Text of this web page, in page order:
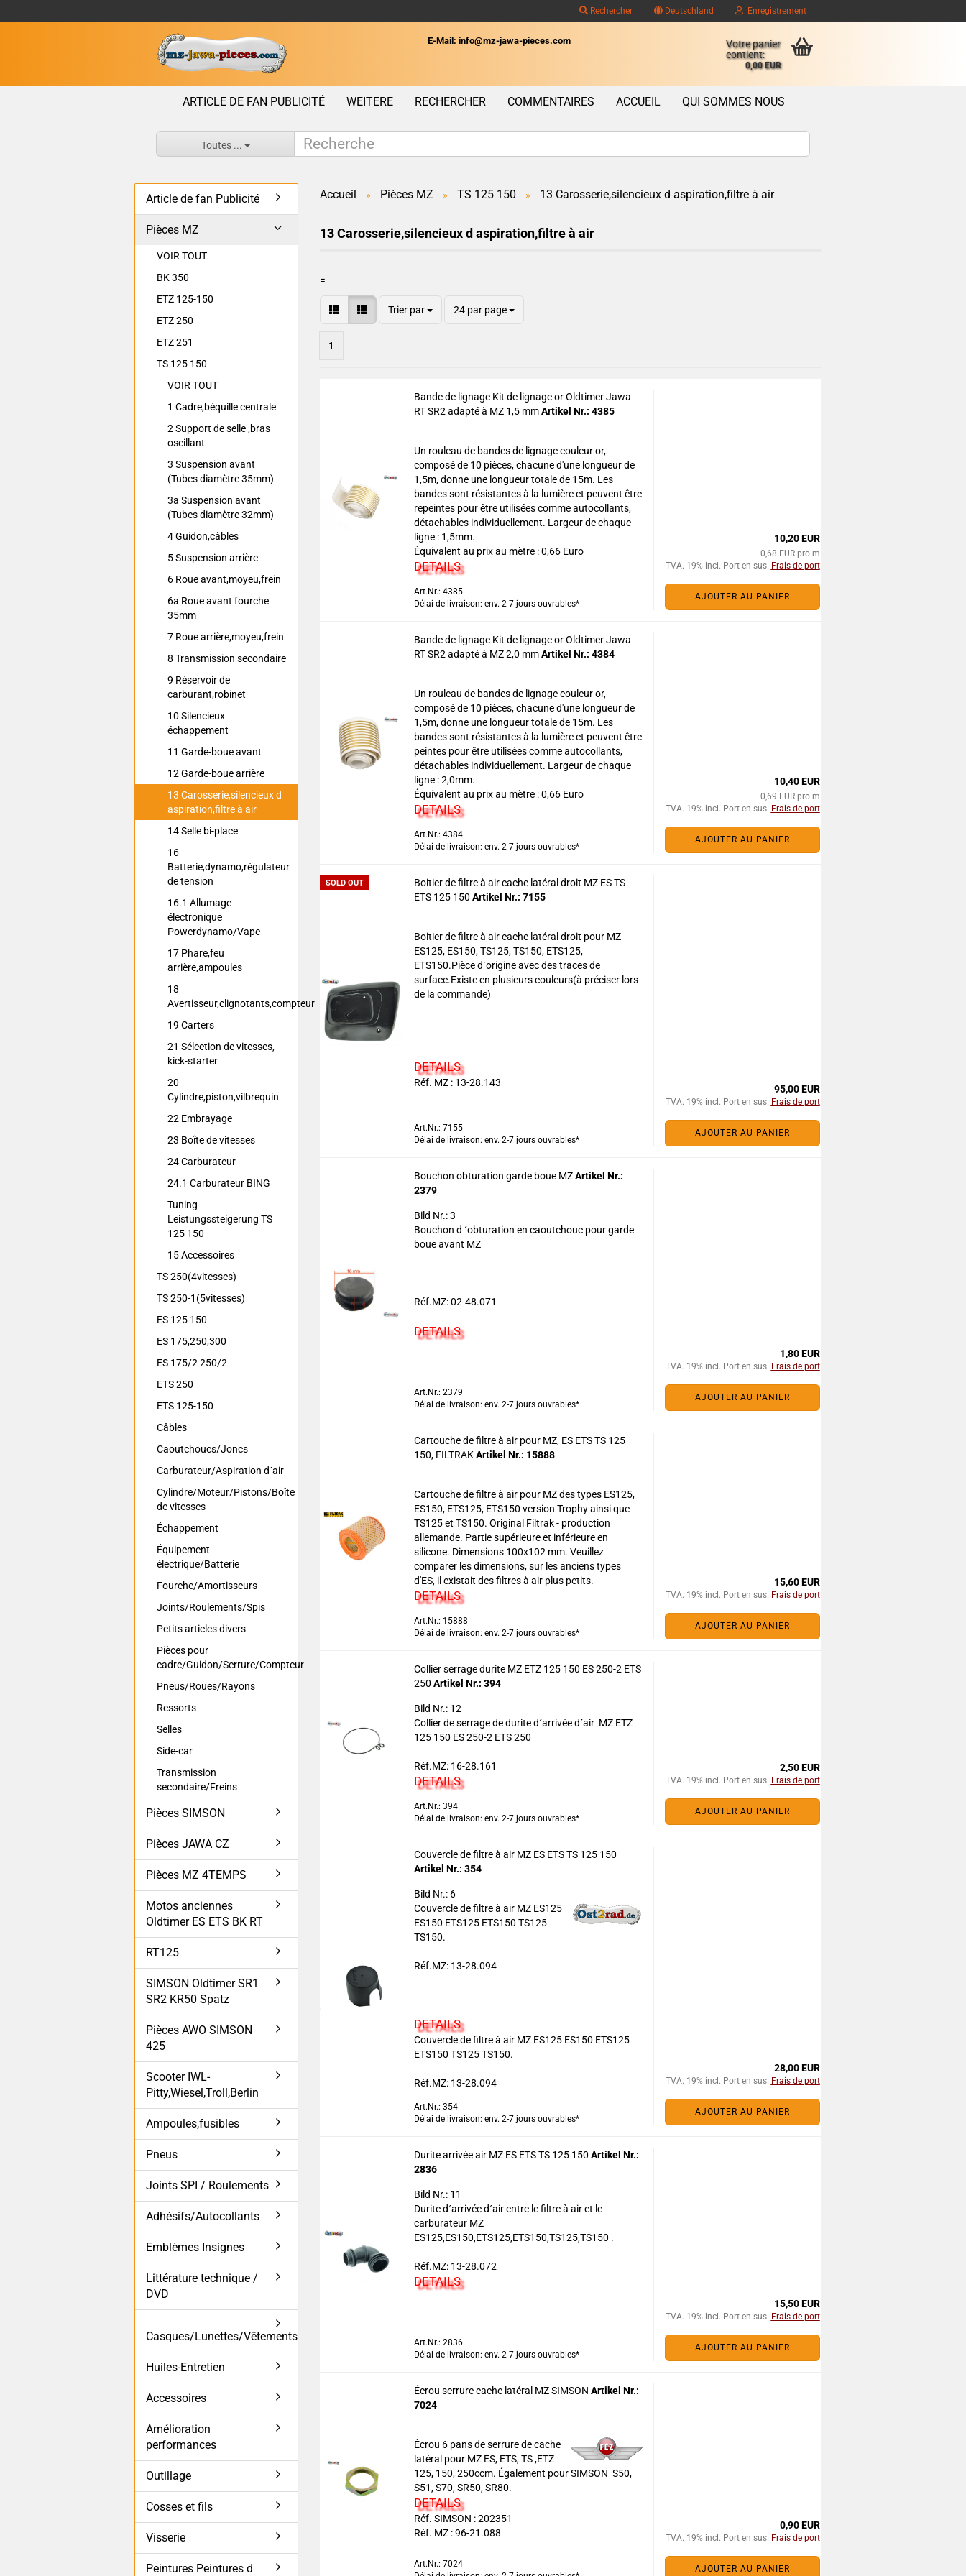
Rechercher Deutschland
Wohnort
Enregistrement
E-Mail: info@mz-jawa-pieces.com
Votre panier
contient:
0,00 EUR
ARTICLE DE FAN PUBLICITÉ RECHERCHER COMMENTAIRES ACCUEIL QUI SOMMES NOUS
WEITERE
Toutes ...
Accueil » Pièces MZ » TS 125 150 » 13 Carosserie,silencieux d aspiration,filtre à air
13 Carosserie,silencieux d aspiration,filtre à air
=
Trier par 24 par page
1
Bande de lignage Kit de lignage or Oldtimer Jawa
RT SR2 adapté à MZ 1,5 mmArtikel Nr.: 4385
Un rouleau de bandes de lignage couleur or,
composé de 10 pièces, chacune d'une longueur de
1,5m, donne une longueur totale de 15m. Les
bandes sont résistantes à la lumière et peuvent être
repeintes pour être utilisées comme autocollants,
détachables individuellement. Largeur de chaque
ligne : 1,5mm.
Équivalent au prix au mètre : 0,66 Euro
DETAILS
Art.Nr.: 4385
Délai de livraison: env. 2-7 jours ouvrables*
10,20 EUR
0,68 EUR pro m
TVA. 19% incl. Port en sus. Frais de port
AJOUTER AU PANIER
Bande de lignage Kit de lignage or Oldtimer Jawa
RT SR2 adapté à MZ 2,0 mmArtikel Nr.: 4384
Un rouleau de bandes de lignage couleur or,
composé de 10 pièces, chacune d'une longueur de
1,5m, donne une longueur totale de 15m. Les
bandes sont résistantes à la lumière et peuvent être
peintes pour être utilisées comme autocollants,
détachables individuellement. Largeur de chaque
ligne : 2,0mm.
Équivalent au prix au mètre : 0,66 Euro
DETAILS
Art.Nr.: 4384
Délai de livraison: env. 2-7 jours ouvrables*
10,40 EUR
0,69 EUR pro m
TVA. 19% incl. Port en sus. Frais de port
AJOUTER AU PANIER
SOLD OUT
Boitier de filtre à air cache latéral droit MZ ES TS
ETS 125 150 Artikel Nr.: 7155
Boitier de filtre à air cache latéral droit pour MZ
ES125, ES150, TS125, TS150, ETS125,
ETS150.Pièce d´origine avec des traces de
surface.Existe en plusieurs couleurs(à préciser lors
de la commande)
DETAILS
Réf. MZ : 13-28.143
Art.Nr.: 7155
Délai de livraison: env. 2-7 jours ouvrables*
95,00 EUR
TVA. 19% incl. Port en sus. Frais de port
AJOUTER AU PANIER
Bouchon obturation garde boue MZArtikel Nr.:
2379
Bild Nr.: 3
Bouchon d ´obturation en caoutchouc pour garde
boue avant MZ
Réf.MZ: 02-48.071
DETAILS
Art.Nr.: 2379
Délai de livraison: env. 2-7 jours ouvrables*
1,80 EUR
TVA. 19% incl. Port en sus. Frais de port
AJOUTER AU PANIER
Cartouche de filtre à air pour MZ, ES ETS TS 125
150, FILTRAKArtikel Nr.: 15888
Cartouche de filtre à air pour MZ des types ES125,
ES150, ETS125, ETS150 version Trophy ainsi que
TS125 et TS150. Original Filtrak - production
allemande. Partie supérieure et inférieure en
silicone. Dimensions 100x102 mm. Veuillez
comparer les dimensions, sur les anciens types
d'ES, il existait des filtres à air plus petits.
DETAILS
Art.Nr.: 15888
Délai de livraison: env. 2-7 jours ouvrables*
15,60 EUR
TVA. 19% incl. Port en sus. Frais de port
AJOUTER AU PANIER
Collier serrage durite MZ ETZ 125 150 ES 250-2 ETS
250 Artikel Nr.: 394
Bild Nr.: 12
Collier de serrage de durite d´arrivée d´air MZ ETZ
125 150 ES 250-2 ETS 250
Réf.MZ: 16-28.161
DETAILS
Art.Nr.: 394
Délai de livraison: env. 2-7 jours ouvrables*
2,50 EUR
TVA. 19% incl. Port en sus. Frais de port
AJOUTER AU PANIER
Couvercle de filtre à air MZ ES ETS TS 125 150
Artikel Nr.: 354
Bild Nr.: 6
Couvercle de filtre à air MZ ES125
ES150 ETS125 ETS150 TS125
TS150.
Réf.MZ: 13-28.094
DETAILS
Couvercle de filtre à air MZ ES125 ES150 ETS125
ETS150 TS125 TS150.
Réf.MZ: 13-28.094
Art.Nr.: 354
Délai de livraison: env. 2-7 jours ouvrables*
28,00 EUR
TVA. 19% incl. Port en sus. Frais de port
AJOUTER AU PANIER
Durite arrivée air MZ ES ETS TS 125 150 Artikel Nr.:
2836
Bild Nr.: 11
Durite d´arrivée d´air entre le filtre à air et le
carburateur MZ
ES125,ES150,ETS125,ETS150,TS125,TS150 .
Réf.MZ: 13-28.072
DETAILS
Art.Nr.: 2836
Délai de livraison: env. 2-7 jours ouvrables*
15,50 EUR
TVA. 19% incl. Port en sus. Frais de port
AJOUTER AU PANIER
Écrou serrure cache latéral MZ SIMSON Artikel Nr.:
7024
Écrou 6 pans de serrure de cache
latéral pour MZ ES, ETS, TS ,ETZ
125, 150, 250ccm. Également pour SIMSON S50,
S51, S70, SR50, SR80.
DETAILS
Réf. SIMSON : 202351
Réf. MZ : 96-21.088
Art.Nr.: 7024
0,90 EUR
TVA. 19% incl. Port en sus. Frais de port
AJOUTER AU PANIER
Article de fan Publicité
Pièces MZ
VOIR TOUT
BK 350
ETZ 125-150
ETZ 250
ETZ 251
TS 125 150
VOIR TOUT
1 Cadre,béquille centrale
2 Support de selle ,bras
oscillant
3 Suspension avant
(Tubes diamètre 35mm)
3a Suspension avant
(Tubes diamètre 32mm)
4 Guidon,câbles
5 Suspension arrière
6 Roue avant,moyeu,frein
6a Roue avant fourche
35mm
7 Roue arrière,moyeu,frein
8 Transmission secondaire
9 Réservoir de
carburant,robinet
10 Silencieux
échappement
11 Garde-boue avant
12 Garde-boue arrière
13 Carosserie,silencieux d
aspiration,filtre à air
14 Selle bi-place
16
Batterie,dynamo,régulateur
de tension
16.1 Allumage
électronique
Powerdynamo/Vape
17 Phare,feu
arrière,ampoules
18
Avertisseur,clignotants,compteur
19 Carters
21 Sélection de vitesses,
kick-starter
20
Cylindre,piston,vilbrequin
22 Embrayage
23 Boîte de vitesses
24 Carburateur
24.1 Carburateur BING
Tuning
Leistungssteigerung TS
125 150
15 Accessoires
TS 250(4vitesses)
TS 250-1(5vitesses)
ES 125 150
ES 175,250,300
ES 175/2 250/2
ETS 250
ETS 125-150
Câbles
Caoutchoucs/Joncs
Carburateur/Aspiration d´air
Cylindre/Moteur/Pistons/Boîte
de vitesses
Échappement
Équipement
électrique/Batterie
Fourche/Amortisseurs
Joints/Roulements/Spis
Petits articles divers
Pièces pour
cadre/Guidon/Serrure/Compteur
Pneus/Roues/Rayons
Ressorts
Selles
Side-car
Transmission
secondaire/Freins
Pièces SIMSON
Pièces JAWA CZ
Pièces MZ 4TEMPS
Motos anciennes
Oldtimer ES ETS BK RT
RT125
SIMSON Oldtimer SR1
SR2 KR50 Spatz
Pièces AWO SIMSON
425
Scooter IWL-
Pitty,Wiesel,Troll,Berlin
Ampoules,fusibles
Pneus
Joints SPI / Roulements
Adhésifs/Autocollants
Emblèmes Insignes
Littérature technique /
DVD
Casques/Lunettes/Vêtements
Huiles-Entretien
Accessoires
Amélioration
performances
Outillage
Cosses et fils
Visserie
Peintures Peintures d